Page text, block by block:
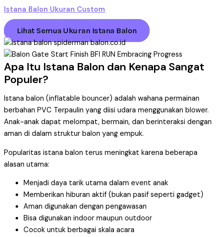
Istana Balon Ukuran Custom
Lihat Semua Ukuran Istana Balon
Apa Itu Istana Balon dan Kenapa Sangat
Populer?
Istana balon (inflatable bouncer) adalah wahana permainan
berbahan PVC Terpaulin yang diisi udara menggunakan blower.
Anak-anak dapat melompat, bermain, dan berinteraksi dengan
aman di dalam struktur balon yang empuk.
Popularitas istana balon terus meningkat karena beberapa
alasan utama:
Menjadi daya tarik utama dalam event anak
Memberikan hiburan aktif (bukan pasif seperti gadget)
Aman digunakan dengan pengawasan
Bisa digunakan indoor maupun outdoor
Cocok untuk berbagai skala acara